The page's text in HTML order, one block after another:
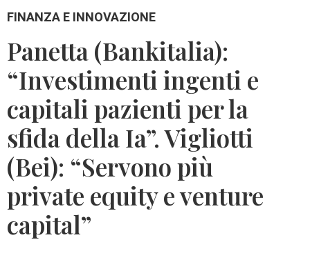
FINANZA E INNOVAZIONE
Panetta (Bankitalia):
“Investimenti ingenti e
capitali pazienti per la
sfida della Ia”. Vigliotti
(Bei): “Servono più
private equity e venture
capital”